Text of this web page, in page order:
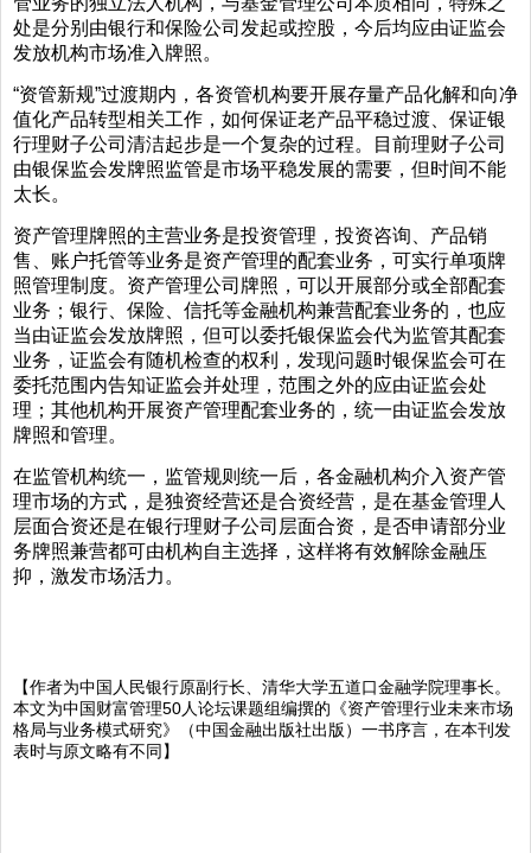
处是分别由银行和保险公司发起或控股，今后均应由证监会
发放机构市场准入牌照。
“资管新规”过渡期内，各资管机构要开展存量产品化解和向净
值化产品转型相关工作，如何保证老产品平稳过渡、保证银
行理财子公司清洁起步是一个复杂的过程。目前理财子公司
由银保监会发牌照监管是市场平稳发展的需要，但时间不能
太长。
资产管理牌照的主营业务是投资管理，投资咨询、产品销
售、账户托管等业务是资产管理的配套业务，可实行单项牌
照管理制度。资产管理公司牌照，可以开展部分或全部配套
业务；银行、保险、信托等金融机构兼营配套业务的，也应
当由证监会发放牌照，但可以委托银保监会代为监管其配套
业务，证监会有随机检查的权利，发现问题时银保监会可在
委托范围内告知证监会并处理，范围之外的应由证监会处
理；其他机构开展资产管理配套业务的，统一由证监会发放
牌照和管理。
在监管机构统一，监管规则统一后，各金融机构介入资产管
理市场的方式，是独资经营还是合资经营，是在基金管理人
层面合资还是在银行理财子公司层面合资，是否申请部分业
务牌照兼营都可由机构自主选择，这样将有效解除金融压
抑，激发市场活力。
【作者为中国人民银行原副行长、清华大学五道口金融学院理事长。
本文为中国财富管理50人论坛课题组编撰的《资产管理行业未来市场
格局与业务模式研究》（中国金融出版社出版）一书序言，在本刊发
表时与原文略有不同】